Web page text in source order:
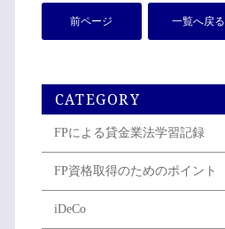
前ページ 一覧へ戻る
CATEGORY
FPによる貸金業法学習記録
FP資格取得のためのポイント
iDeCo